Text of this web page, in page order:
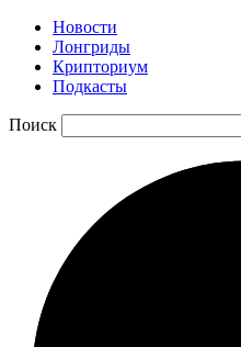
Новости
Лонгриды
Крипториум
Подкасты
Поиск